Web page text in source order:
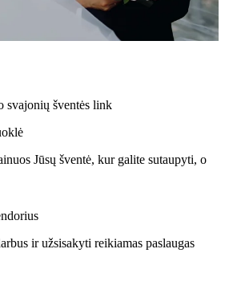
svajonių šventės link
Jūsų šventė, kur galite sutaupyti, o
ir užsisakyti reikiamas paslaugas